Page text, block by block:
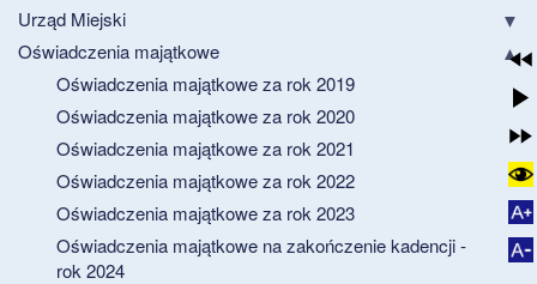
Urząd Miejski
Oświadczenia majątkowe
Oświadczenia majątkowe za rok 2019
Oświadczenia majątkowe za rok 2020
Oświadczenia majątkowe za rok 2021
Oświadczenia majątkowe za rok 2022
Oświadczenia majątkowe za rok 2023
Oświadczenia majątkowe na zakończenie kadencji -
rok 2024